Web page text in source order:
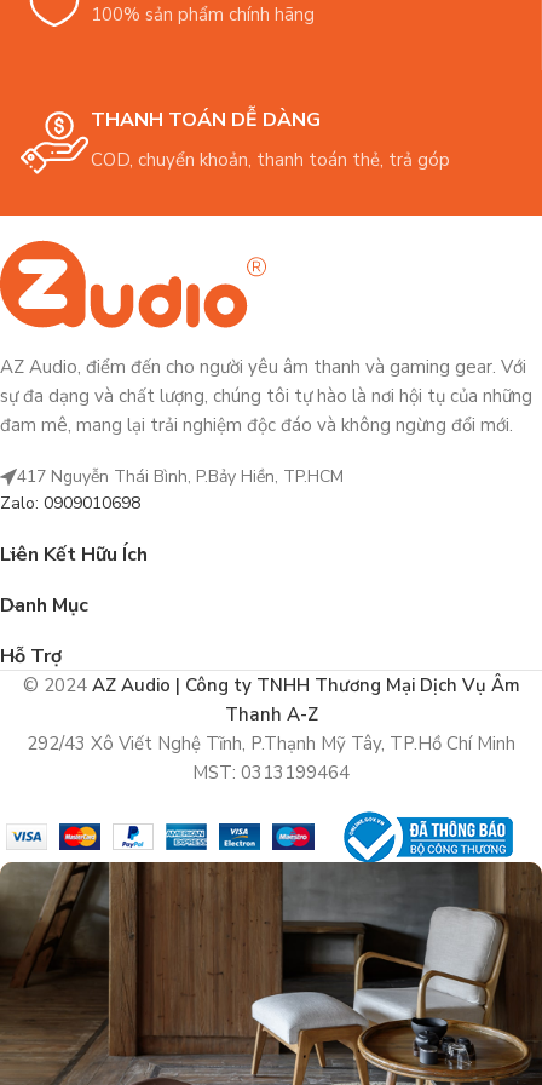
100% sản phẩm chính hãng
THANH TOÁN DỄ DÀNG
COD, chuyển khoản, thanh toán thẻ, trả góp
AZ Audio, điểm đến cho người yêu âm thanh và gaming gear. Với
sự đa dạng và chất lượng, chúng tôi tự hào là nơi hội tụ của những
đam mê, mang lại trải nghiệm độc đáo và không ngừng đổi mới.
417 Nguyễn Thái Bình, P.Bảy Hiền, TP.HCM
Zalo: 0909010698
Liên Kết Hữu Ích
Danh Mục
Hỗ Trợ
© 2024 AZ Audio | Công ty TNHH Thương Mại Dịch Vụ Âm
Thanh A-Z
292/43 Xô Viết Nghệ Tĩnh, P.Thạnh Mỹ Tây, TP.Hồ Chí Minh
MST: 0313199464